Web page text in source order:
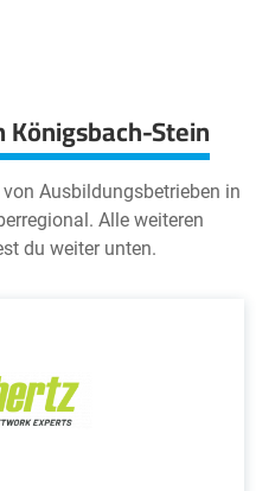
Stein
Ausbildungsbetrieben in
Alle weiteren
du weiter unten.